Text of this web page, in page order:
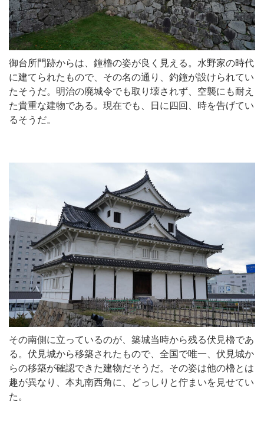
御台所門跡からは、鐘櫓の姿が良く見える。水野家の時代
に建てられたもので、その名の通り、釣鐘が設けられてい
たそうだ。明治の廃城令でも取り壊されず、空襲にも耐え
た貴重な建物である。現在でも、日に四回、時を告げてい
るそうだ。
その南側に立っているのが、築城当時から残る伏見櫓であ
る。伏見城から移築されたもので、全国で唯一、伏見城か
らの移築が確認できた建物だそうだ。その姿は他の櫓とは
趣が異なり、本丸南西角に、どっしりと佇まいを見せてい
た。